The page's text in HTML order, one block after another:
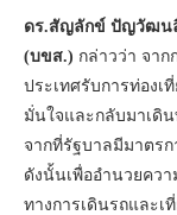
ดร.สัญลักข์ ปัญวัฒน
(บขส.) กล่าวว่า จาก
ประเทศรับการท่องเ
มั่นใจและกลับมาเดิ
จากที่รัฐบาลมีมาตรก
ดังนั้นเพื่ออำนวยคว
ทางการเดินรถและเ